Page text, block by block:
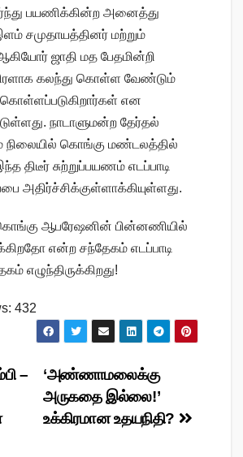
பயணிக்கின்ற அனைத்து
சமுதாயத்தினர் மற்றும்
ஜாதி மத பேதமின்றி
கலந்து கொள்ள வேண்டும்
என
நாடாளுமன்ற தேர்தல்
நிலையில் கொங்கு மண்டலத்தில்
திடீர் சுற்றுப்பயணம் எடப்பாடி
அதிர்ச்சிக்குள்ளாக்கியுள்ளது.
ஆபரேஷனின் பின்னணியில்
என்ற சந்தேகம் எடப்பாடி
எழுந்திருக்கிறது!
432
‘அண்ணாமலைக்கு
அருகதை இல்லை!’
உக்கிரமான உதயநிதி?
–